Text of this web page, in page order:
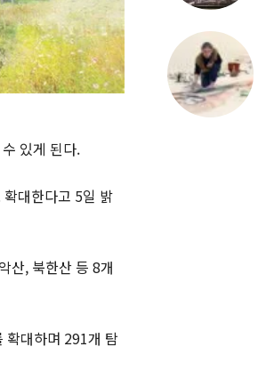
있게 된다.
확대한다고 5일 밝
산, 북한산 등 8개
확대하며 291개 탐